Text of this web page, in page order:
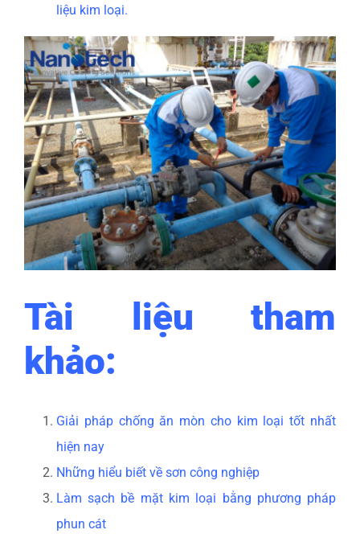
liệu kim loại.
Tài liệu tham
khảo:
Giải pháp chống ăn mòn cho kim loại tốt nhất
hiện nay
Những hiểu biết về sơn công nghiệp
Làm sạch bề mặt kim loại bằng phương pháp
phun cát